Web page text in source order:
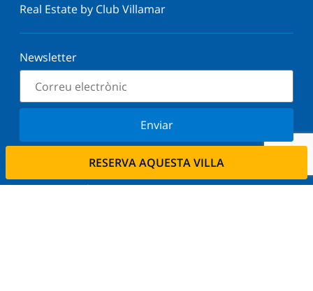
RESERVA AQUESTA VILLA
Real Estate by Club Villamar
Newsletter
Enviar
Subscriu-vos al nostre butlletí i estigues informat
de les últimes novetats i ofertes. Respectem la
vostra privadesa.